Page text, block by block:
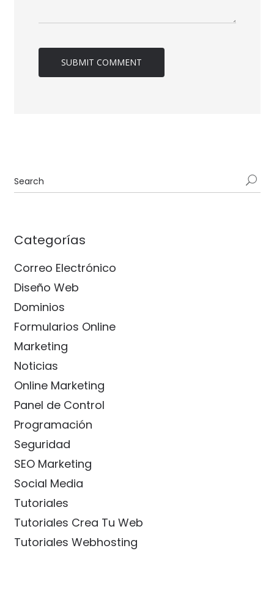
Categorías
Correo Electrónico
Diseño Web
Dominios
Formularios Online
Marketing
Noticias
Online Marketing
Panel de Control
Programación
Seguridad
SEO Marketing
Social Media
Tutoriales
Tutoriales Crea Tu Web
Tutoriales Webhosting